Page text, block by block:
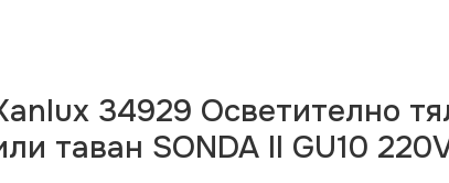
34929 Осветително
таван SONDA II GU10